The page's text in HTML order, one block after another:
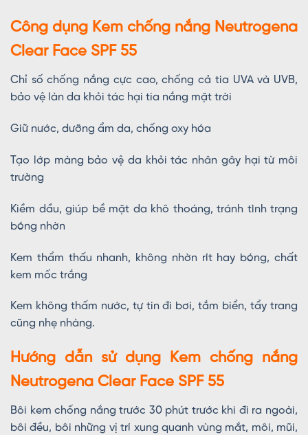
Công dụng Kem chống nắng Neutrogena
Clear Face SPF 55
Chỉ số chống nắng cực cao, chống cả tia UVA và UVB,
bảo vệ làn da khỏi tác hại tia nắng mặt trời
Giữ nước, dưỡng ẩm da, chống oxy hóa
Tạo lớp màng bảo vệ da khỏi tác nhân gây hại từ môi
trường
Kiềm dầu, giúp bề mặt da khô thoáng, tránh tình trạng
bóng nhờn
Kem thẩm thấu nhanh, không nhờn rít hay bóng, chất
kem mốc trắng
Kem không thấm nước, tự tin đi bơi, tắm biển, tẩy trang
cũng nhẹ nhàng.
Hướng dẫn sử dụng Kem chống nắng
Neutrogena Clear Face SPF 55
Bôi kem chống nắng trước 30 phút trước khi đi ra ngoài,
bôi đều, bôi những vị trí xung quanh vùng mắt, môi, mũi,